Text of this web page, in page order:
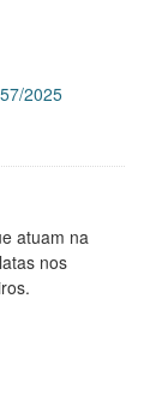
2025
atuam na
nos